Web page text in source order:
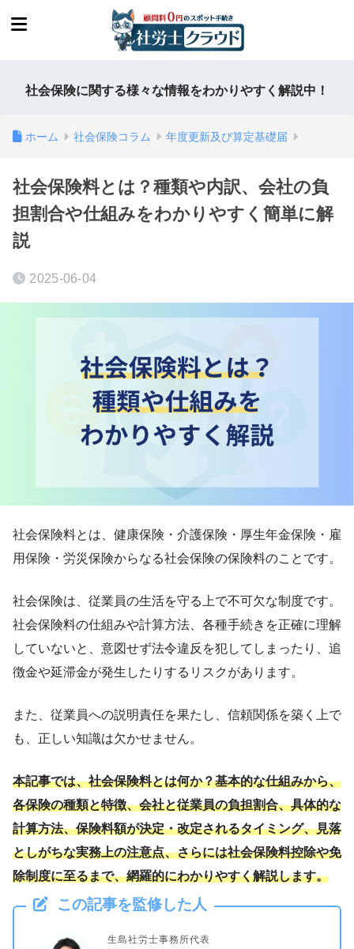
社会保険に関する様々な情報をわかりやすく解説中！
ホーム 社会保険コラム 年度更新及び算定基礎届
社会保険料とは？種類や内訳、会社の負
担割合や仕組みをわかりやすく簡単に解
説
2025-06-04
社会保険料とは、健康保険・介護保険・厚生年金保険・雇
用保険・労災保険からなる社会保険の保険料のことです。
社会保険は、従業員の生活を守る上で不可欠な制度です。
社会保険料の仕組みや計算方法、各種手続きを正確に理解
していないと、意図せず法令違反を犯してしまったり、追
徴金や延滞金が発生したりするリスクがあります。
また、従業員への説明責任を果たし、信頼関係を築く上で
も、正しい知識は欠かせません。
本記事では、社会保険料とは何か？基本的な仕組みから、
各保険の種類と特徴、会社と従業員の負担割合、具体的な
計算方法、保険料額が決定・改定されるタイミング、見落
としがちな実務上の注意点、さらには社会保険料控除や免
除制度に至るまで、網羅的にわかりやすく解説します。
この記事を監修した人
生島社労士事務所代表